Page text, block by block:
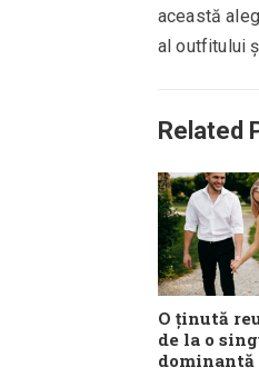
această
al outfitului
Related
O ținută
de la o
dominantă